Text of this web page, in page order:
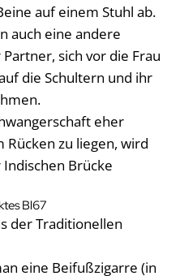
auf einem Stuhl ab.
auch eine andere
sich vor die Frau
die Schultern und ihr
eher
Rücken zu liegen, wird
Brücke
Bl67
der Traditionellen
eine Beifußzigarre (in